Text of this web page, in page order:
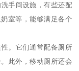
手间设施，有些还配
室等，能够满足各个
。它们通常配备厕所
此外，移动厕所还会